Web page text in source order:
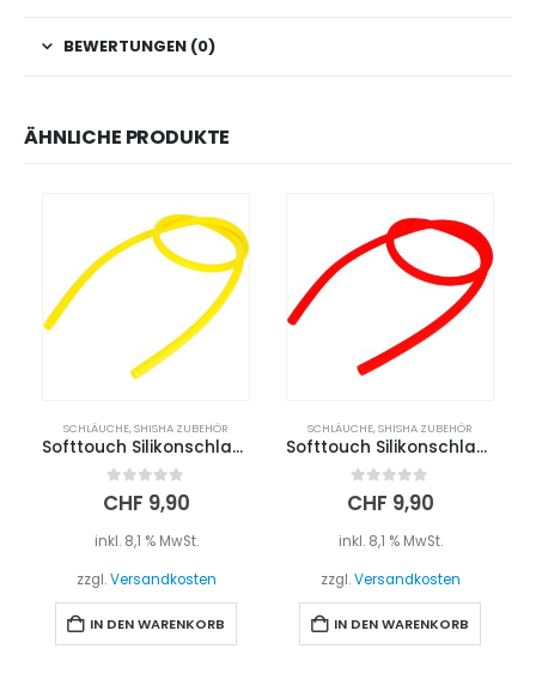
BEWERTUNGEN (0)
ÄHNLICHE PRODUKTE
SCHLÄUCHE,SHISHA ZUBEHÖR
Softtouch Silikonschlauch – Gelb
0out of 5
CHF 9,90
inkl. 8,1 % MwSt.
zzgl.Versandkosten
IN DEN WARENKORB
SCHLÄUCHE,SHISHA ZUBEHÖR
Softtouch Silikonschlauch – Rot
0out of 5
CHF 9,90
inkl. 8,1 % MwSt.
zzgl.Versandkosten
IN DEN WARENKORB